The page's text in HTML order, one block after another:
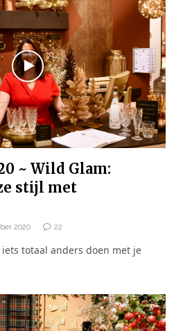
~ Wild Glam:
stijl met
2020 22
totaal anders doen met je